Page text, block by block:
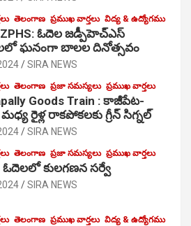
తెలంగాణ ప్రముఖ వార్తలు విద్య & ఉద్యోగము
ZPHS: ఓదెల జ‌డ్పీహెచ్ఎస్
ఘనంగా బాలల దినోత్సవం
SIRA NEWS
తెలంగాణ ప్రజా సమస్యలు ప్రముఖ వార్తలు
Goods Train : కాజీపేట-
రైళ్ల రాకపోకలకు గ్రీన్ సిగ్నల్
SIRA NEWS
తెలంగాణ ప్రజా సమస్యలు ప్రముఖ వార్తలు
ఓదెలలో కులగణన సర్వే
SIRA NEWS
తెలంగాణ ప్రముఖ వార్తలు విద్య & ఉద్యోగము